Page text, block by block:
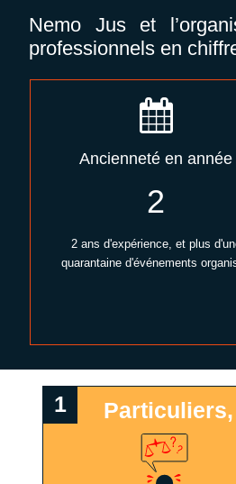
Nemo Jus et
professionnels en
Ancienneté en année
2
2 ans d'expérience, et plus
quarantaine d'événements
1